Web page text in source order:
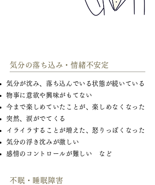
気分の落ち込み・情緒不安定
気分が沈み、落ち込んでいる状態が続いている
物事に意欲や興味がもてない
今まで楽しめていたことが、楽しめなくなった
突然、涙がでてくる
イライラすることが増えた、怒りっぽくなった
気分の浮き沈みが激しい
感情のコントロールが難しい など
不眠・睡眠障害